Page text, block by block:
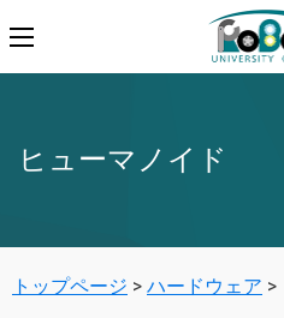
ヒューマノイド
トップページ > ハードウェア >